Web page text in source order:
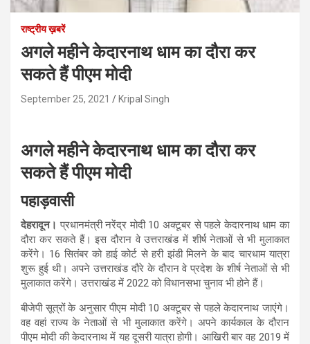
राष्ट्रीय ख़बरें
अगले महीने केदारनाथ धाम का दौरा कर
सकते हैं पीएम मोदी
September 25, 2021 Kripal Singh
अगले महीने केदारनाथ धाम का दौरा कर
सकते हैं पीएम मोदी
पहाड़वासी
देहरादून। प्रधानमंत्री नरेंद्र मोदी 10 अक्टूबर से पहले केदारनाथ धाम का
दौरा कर सकते हैं। इस दौरान वे उत्तराखंड में शीर्ष नेताओं से भी मुलाकात
करेंगे। 16 सितंबर को हाई कोर्ट से हरी झंडी मिलने के बाद चारधाम यात्रा
शुरू हुई थी। अपने उत्तराखंड दौरे के दौरान वे प्रदेश के शीर्ष नेताओं से भी
मुलाकात करेंगे। उत्तराखंड में 2022 को विधानसभा चुनाव भी होने हैं।
बीजेपी सूत्रों के अनुसार पीएम मोदी 10 अक्टूबर से पहले केदारनाथ जाएंगे।
वह वहां राज्य के नेताओं से भी मुलाकात करेंगे। अपने कार्यकाल के दौरान
पीएम मोदी की केदारनाथ में यह दूसरी यात्रा होगी। आखिरी बार वह 2019 में